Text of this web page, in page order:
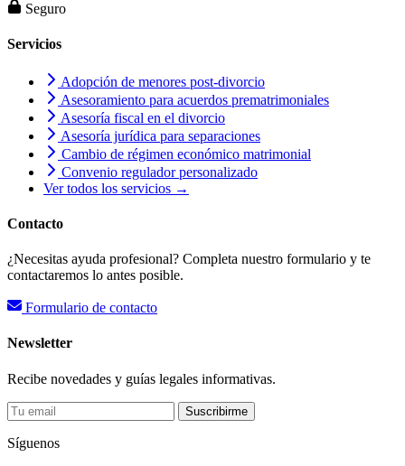
Seguro
Servicios
Adopción de menores post-divorcio
Asesoramiento para acuerdos prematrimoniales
Asesoría fiscal en el divorcio
Asesoría jurídica para separaciones
Cambio de régimen económico matrimonial
Convenio regulador personalizado
Ver todos los servicios →
Contacto
¿Necesitas ayuda profesional? Completa nuestro formulario y te
contactaremos lo antes posible.
Formulario de contacto
Newsletter
Recibe novedades y guías legales informativas.
Suscribirme
Síguenos